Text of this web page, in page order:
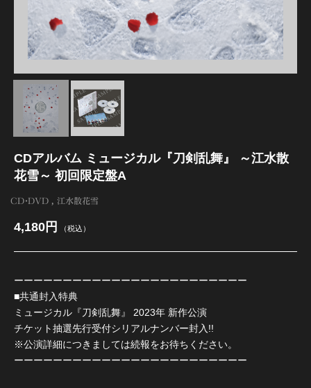
CDアルバム ミュージカル『刀剣乱舞』 ～江水散
花雪～ 初回限定盤A
CD・DVD 江水散花雪
4,180円 （税込）
ーーーーーーーーーーーーーーーーーーーーーーーー
■共通封入特典
ミュージカル『刀剣乱舞』 2023年 新作公演
チケット抽選先行受付シリアルナンバー封入!!
※公演詳細につきましては続報をお待ちください。
ーーーーーーーーーーーーーーーーーーーーーーーー